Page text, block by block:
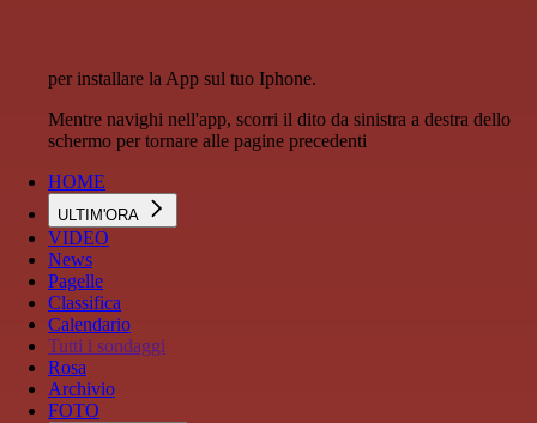
per installare la App sul tuo Iphone.
Mentre navighi nell'app, scorri il dito da sinistra a destra dello
schermo per tornare alle pagine precedenti
HOME
ULTIM'ORA
VIDEO
News
Pagelle
Classifica
Calendario
Tutti i sondaggi
Rosa
Archivio
FOTO